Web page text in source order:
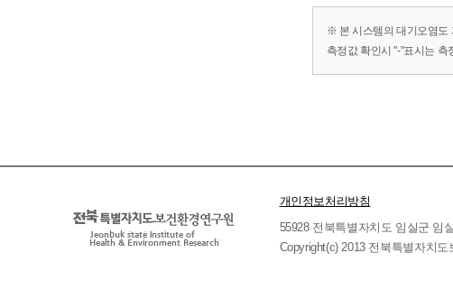
※ 본 시스템의 대기오염도
측정값 확인시 "-"표시는
개인정보처리방침
55928 전북특별자치도 임실군 임
Copyright(c) 2013 전북특별자치